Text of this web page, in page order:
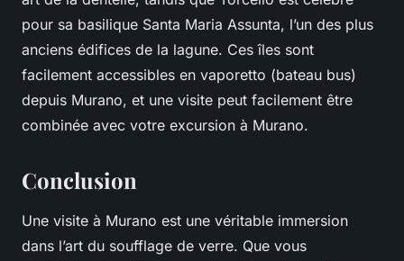
pour sa basilique Santa Maria Assunta, l’un des plus
anciens édifices de la lagune. Ces îles sont
facilement accessibles en vaporetto (bateau bus)
depuis Murano, et une visite peut facilement être
combinée avec votre excursion à Murano.
Conclusion
Une visite à Murano est une véritable immersion
dans l’art du soufflage de verre. Que vous